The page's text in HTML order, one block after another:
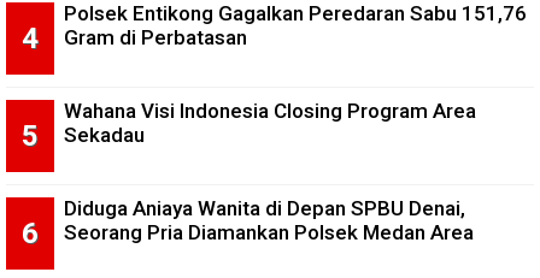
Polsek Entikong Gagalkan Peredaran Sabu 151,76
Gram di Perbatasan
Wahana Visi Indonesia Closing Program Area
Sekadau
Diduga Aniaya Wanita di Depan SPBU Denai,
Seorang Pria Diamankan Polsek Medan Area